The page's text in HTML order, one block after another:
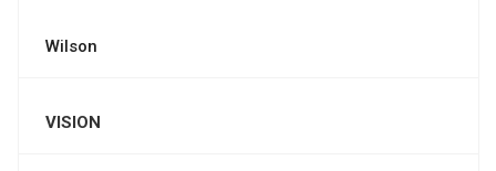
Wilson
VISION